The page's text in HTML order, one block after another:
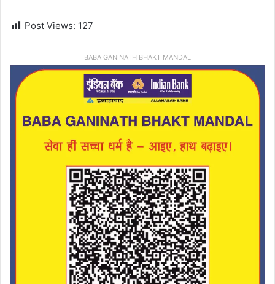
Post Views: 127
BABA GANINATH BHAKT MANDAL